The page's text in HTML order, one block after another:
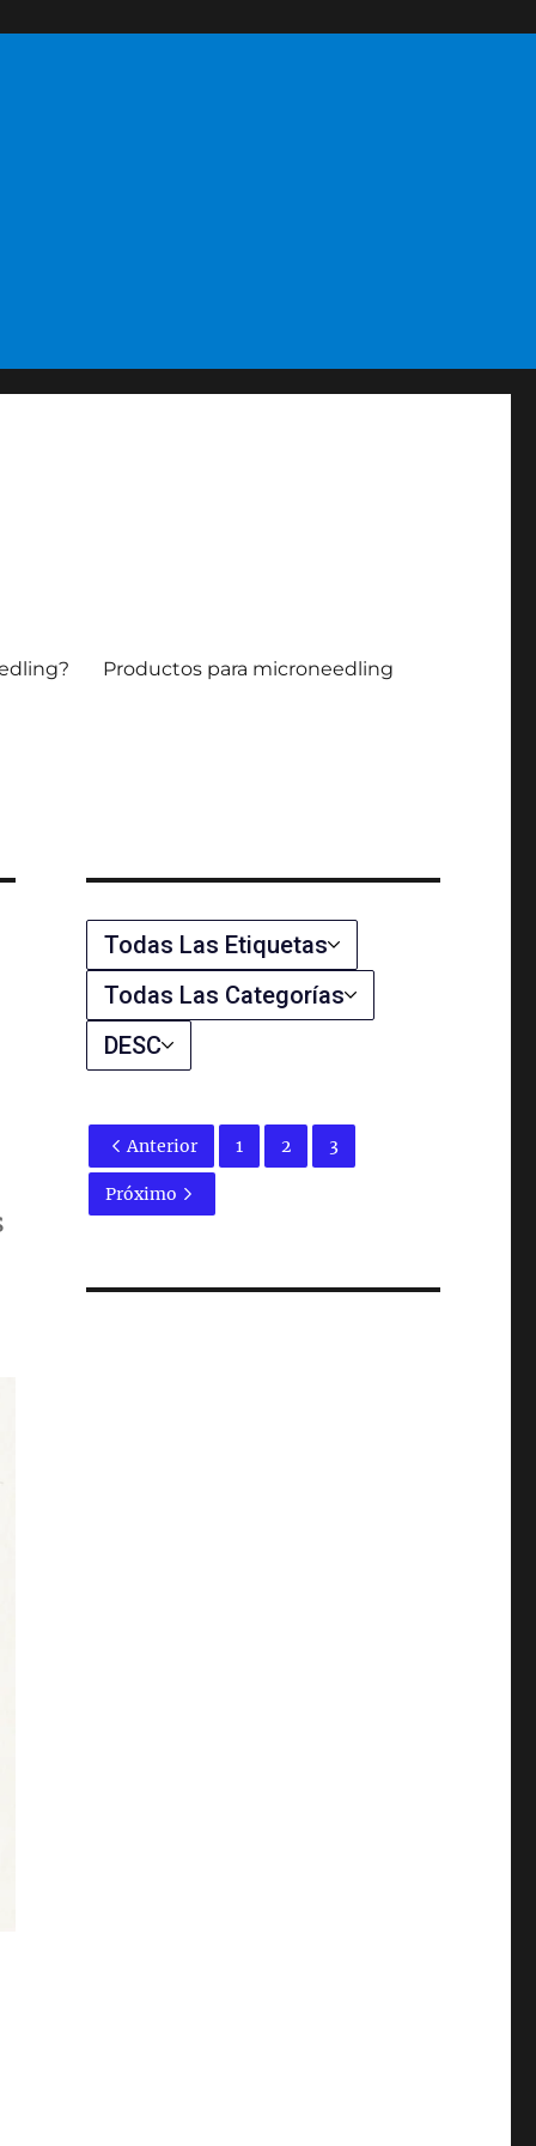
Productos para microneedling
Todas Las Etiquetas
Todas Las Categorías
DESC
Anterior 1 2 3
Próximo